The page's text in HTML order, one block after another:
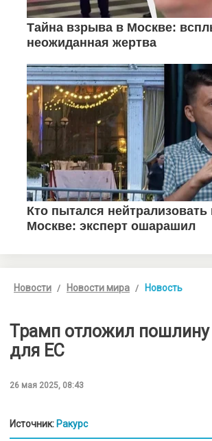
Новости Новости мира Новость
Трамп отложил пошлину
для ЕС
26 мая 2025, 08:43
Источник: Ракурс